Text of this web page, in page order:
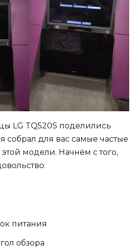
LG TQ520S поделились
собрал для вас самые частые
модели. Начнём с того,
питания
обзора